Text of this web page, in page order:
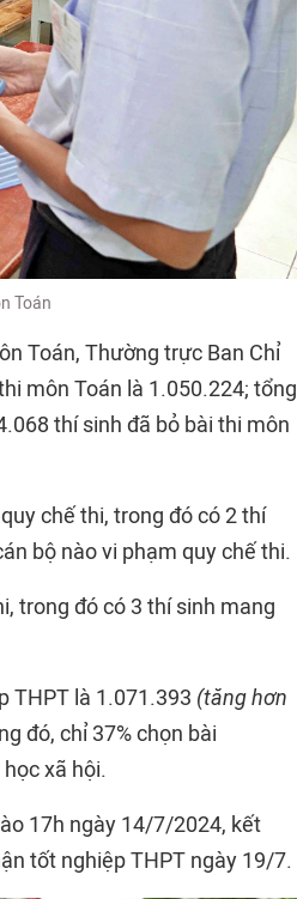
Toán
Toán, Thường trực Ban Chỉ
môn Toán là 1.050.224; tổng
thí sinh đã bỏ bài thi môn
chế thi, trong đó có 2 thí
bộ nào vi phạm quy chế thi.
trong đó có 3 thí sinh mang
THPT là 1.071.393 (tăng hơn
đó, chỉ 37% chọn bài
xã hội.
17h ngày 14/7/2024, kết
tốt nghiệp THPT ngày 19/7.